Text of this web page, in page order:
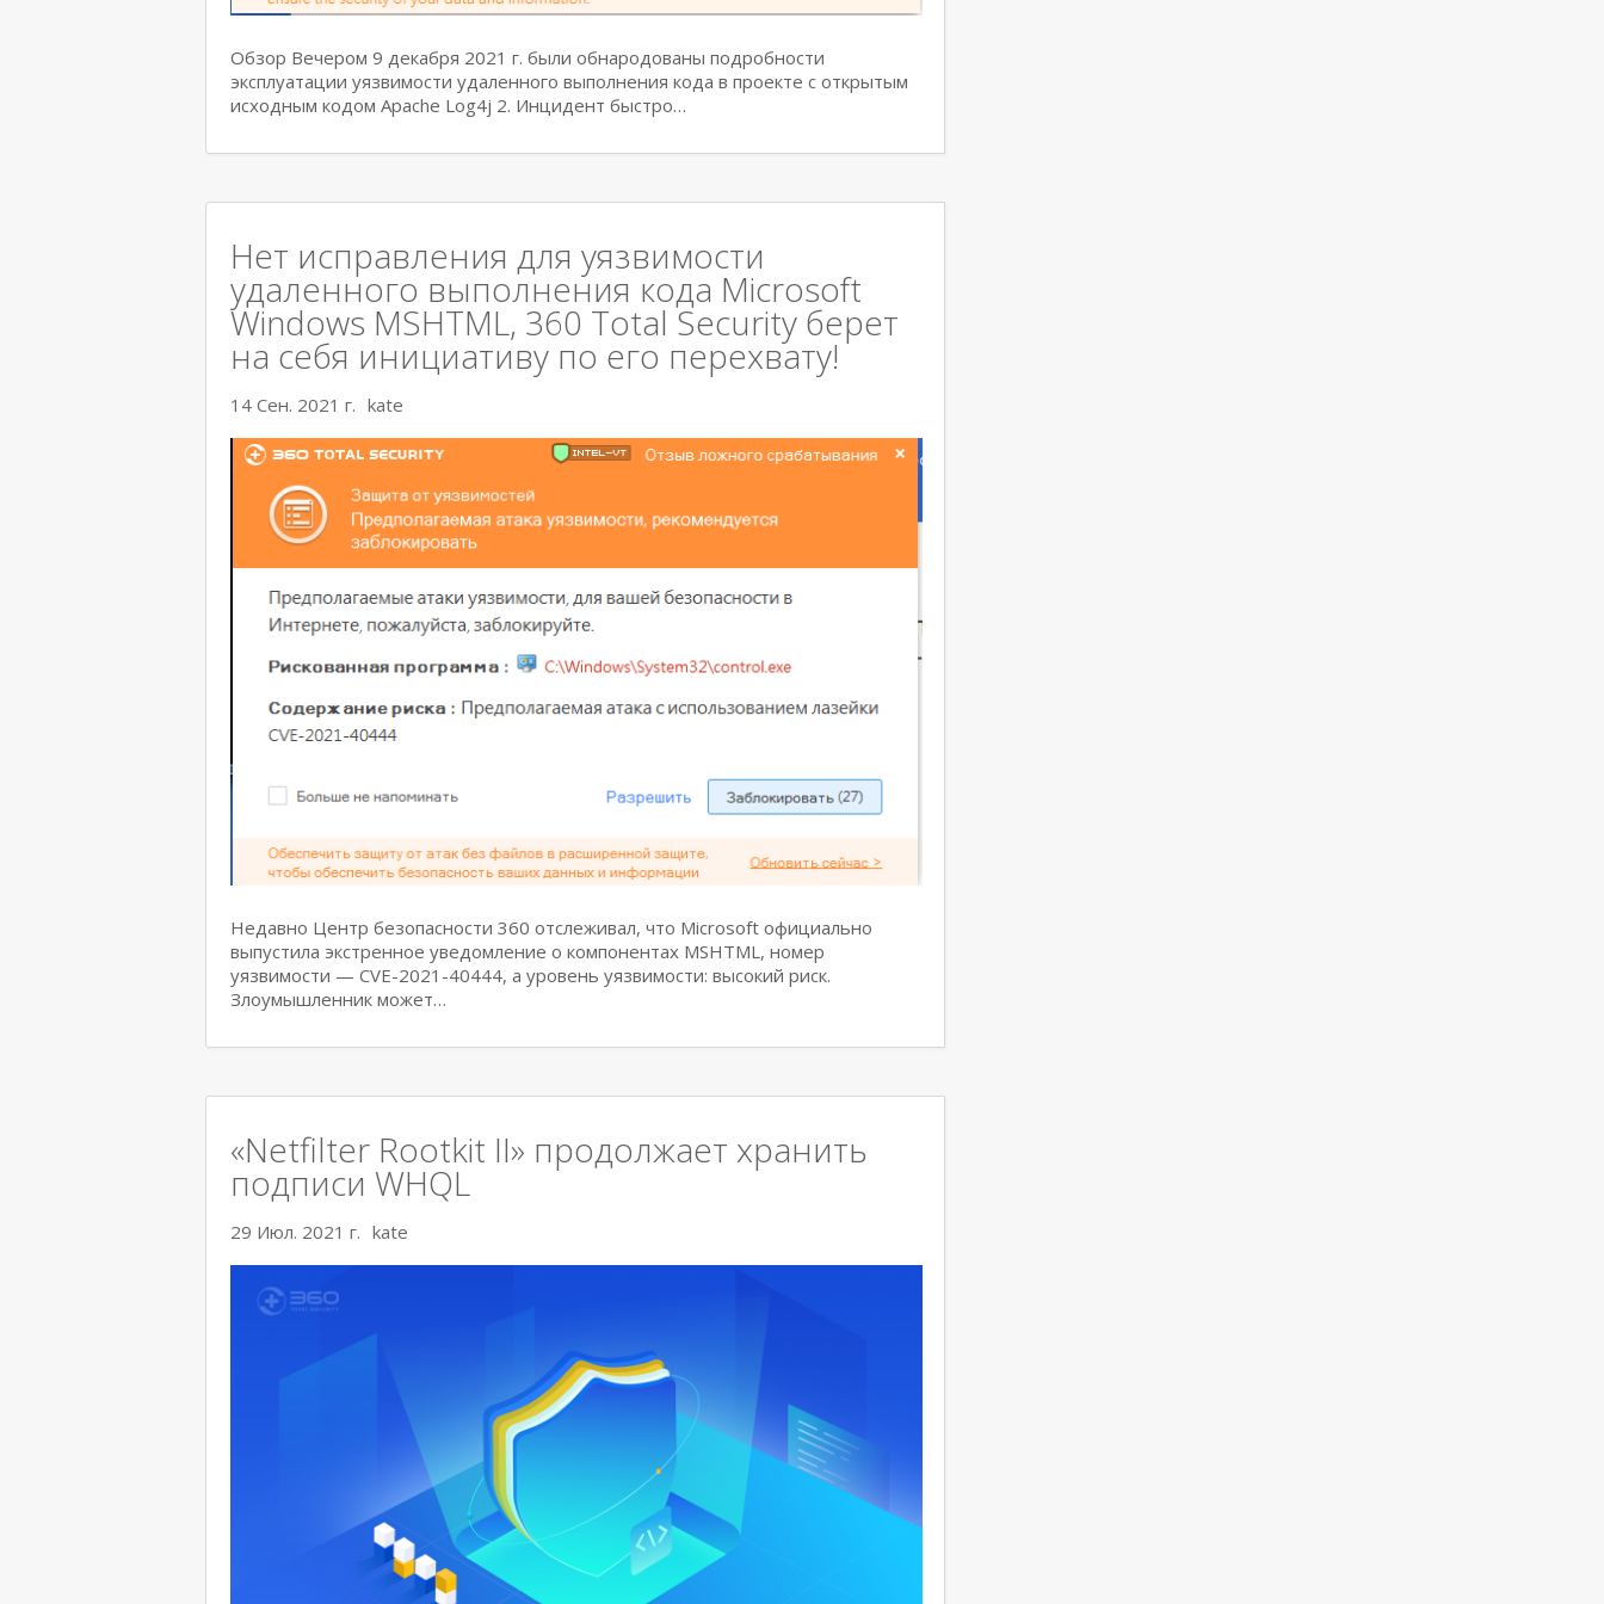
Обзор Вечером 9 декабря 2021 г. были обнародованы подробности
эксплуатации уязвимости удаленного выполнения кода в проекте с открытым
исходным кодом Apache Log4j 2. Инцидент быстро…
Нет исправления для уязвимости
удаленного выполнения кода Microsoft
Windows MSHTML, 360 Total Security берет
на себя инициативу по его перехвату!
14 Сен. 2021 г. kate
Недавно Центр безопасности 360 отслеживал, что Microsoft официально
выпустила экстренное уведомление о компонентах MSHTML, номер
уязвимости — CVE-2021-40444, а уровень уязвимости: высокий риск.
Злоумышленник может…
«Netfilter Rootkit II» продолжает хранить
подписи WHQL
29 Июл. 2021 г. kate